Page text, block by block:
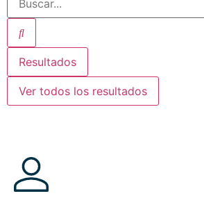
Resultados
Ver todos los resultados